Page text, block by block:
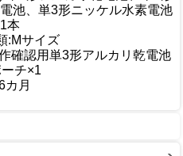
池、単3形ニッケル水素電池
本
:Mサイズ
確認用単3形アルカリ乾電池
チ×1
カ月